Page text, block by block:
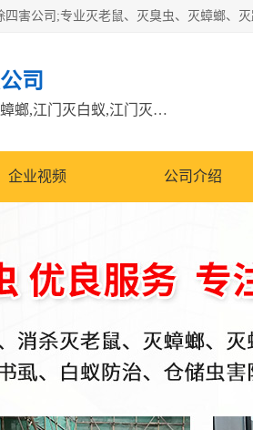
司
江门除四害公司,江门灭鼠电话,江门灭蟑螂,江门灭白蚁,江门灭鼠江门
企业视频 公司介绍